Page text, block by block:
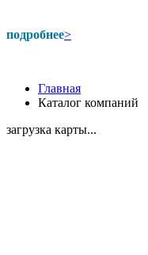
подробнее>
Главная
Каталог компаний
загрузка карты...